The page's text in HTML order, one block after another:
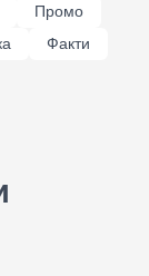
Промо
Факти